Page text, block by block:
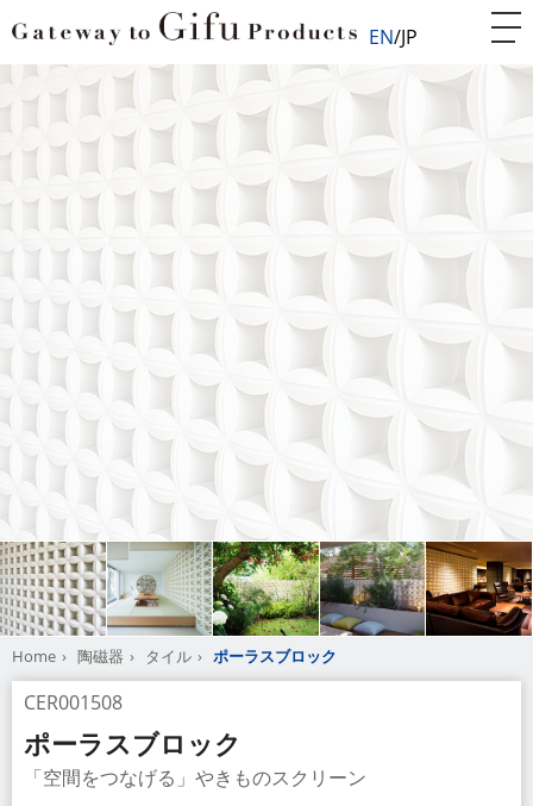
EN JP
陶磁器 タイル ポーラスブロック
CER001508
ポーラスブロック
「空間をつなげる」やきものスクリーン
空間を仕切る日本的感覚。 そのポーラスなブロックは風
や光を通し、様々な関係性を生み出す。仕切ることは、
相互のスペースをつなぐことでもある。
やきものブロックは、光がほどよく漏れプライバシーも
心地よく確保できる。
生産業者
株式会社虔山
企業詳細
電話番号
0572-55-1231
http://www.kenzan-yakimono.com
http://www.kenzan-yakimono.com/english